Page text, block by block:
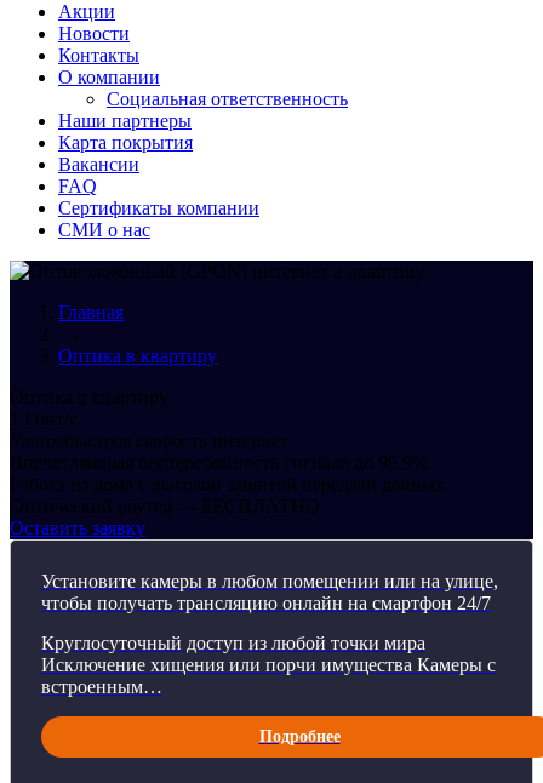
Акции
Новости
Контакты
О компании
Социальная ответственность
Наши партнеры
Карта покрытия
Вакансии
FAQ
Сертификаты компании
СМИ о нас
Главная
→
Оптика в квартиру
Оптика в квартиру
1 Гбит/с
Ультрабыстрая скорость интернет
Впечатляющая бесперебойность сигнала до 99,9%
Работа из дома с высокой защитой передачи данных
Оптический роутер — БЕСПЛАТНО
Оставить заявку
Установите камеры в любом помещении или на улице,
чтобы получать трансляцию онлайн на смартфон 24/7
Круглосуточный доступ из любой точки мира
Исключение хищения или порчи имущества Камеры с
встроенным…
Подробнее